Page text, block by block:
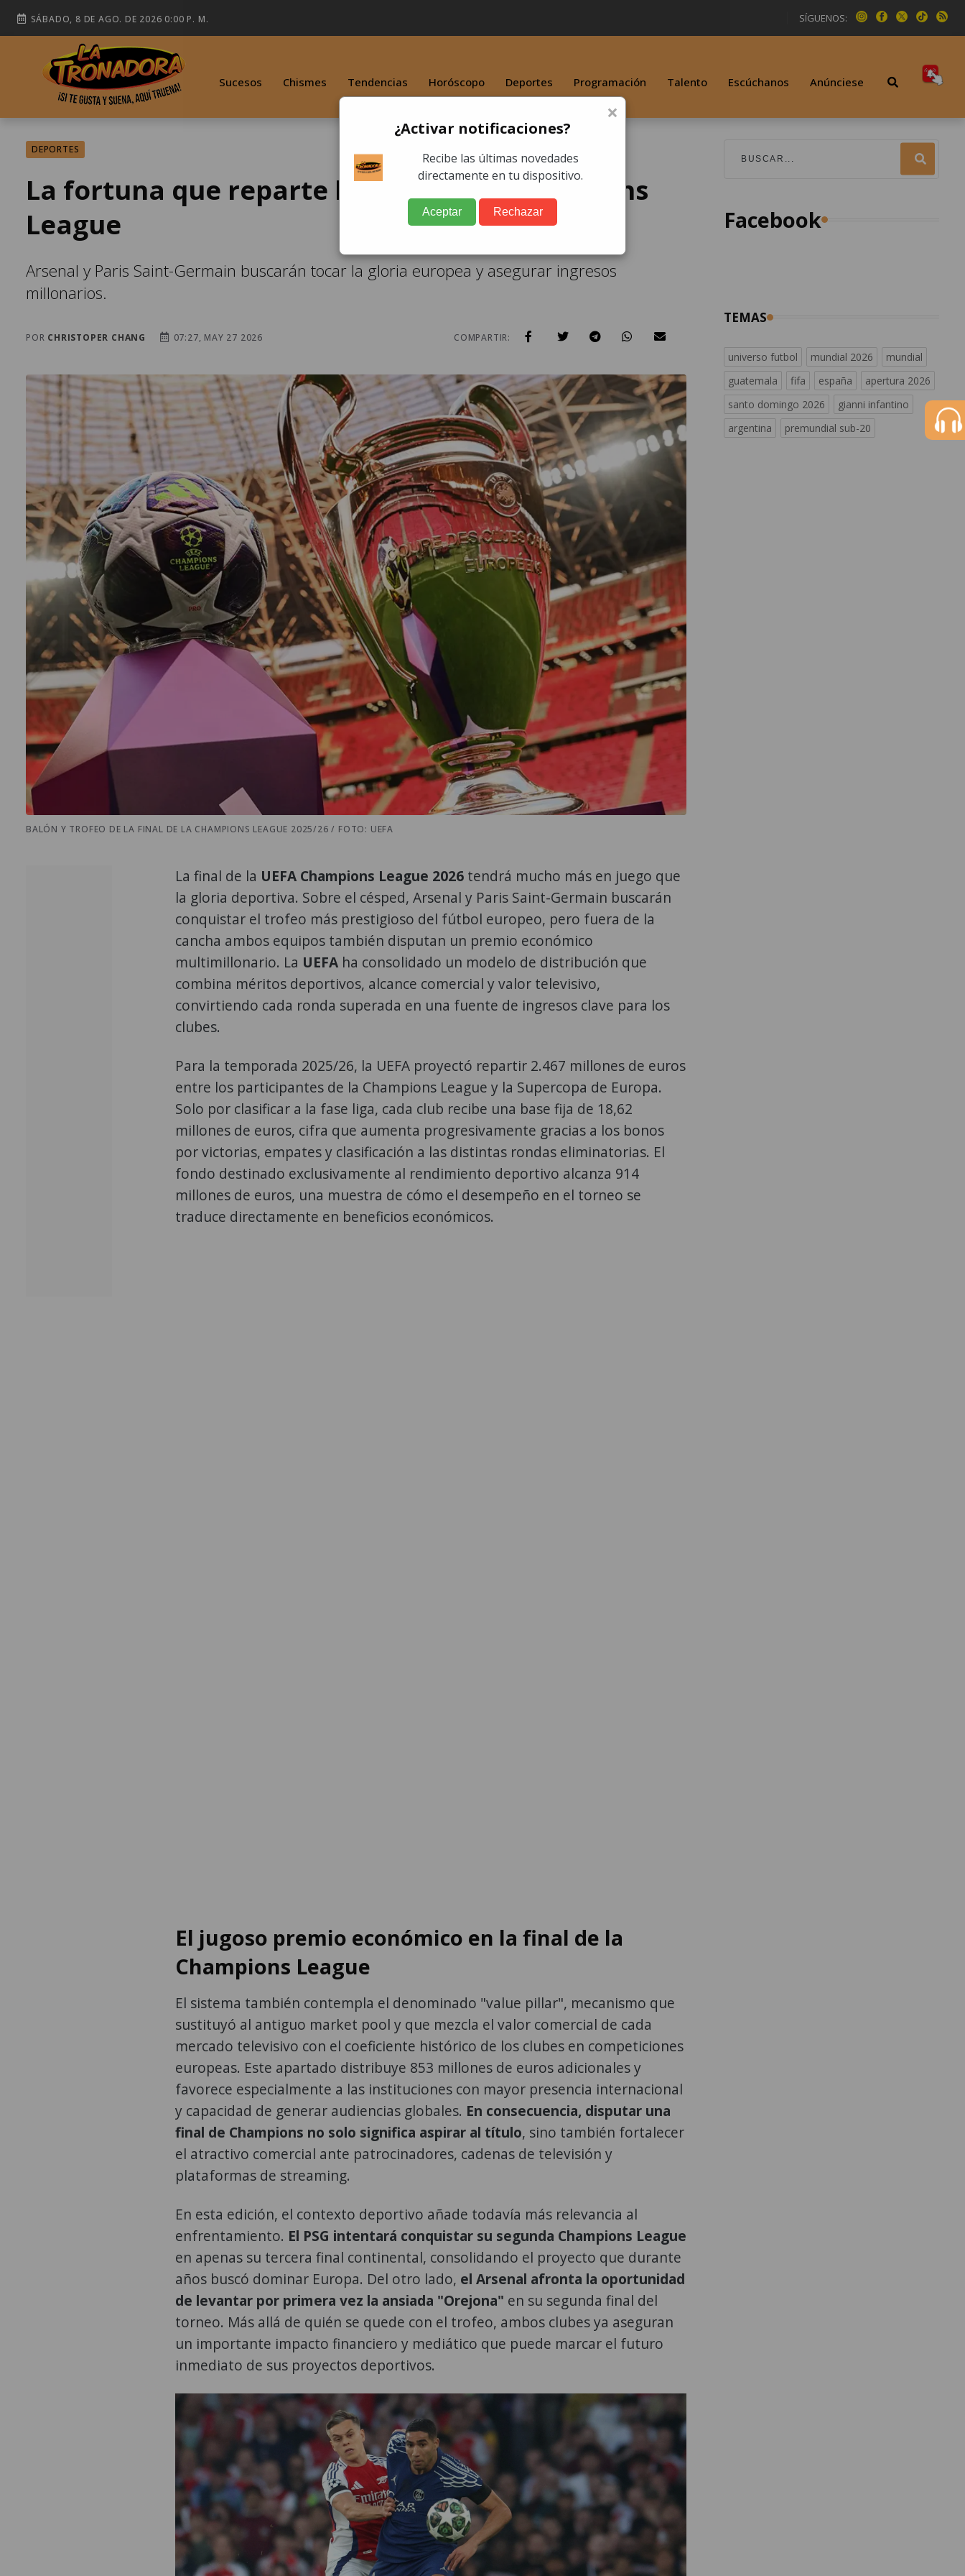
SÁBADO, 8 DE AGO. DE 2026 0:00 P. M. SÍGUENOS:
Sucesos Chismes Tendencias Horóscopo Deportes Programación Talento Escúchanos Anúnciese
DEPORTES
La fortuna que reparte la final de la Champions
League
Arsenal y Paris Saint-Germain buscarán tocar la gloria europea y asegurar ingresos
millonarios.
POR CHRISTOPER CHANG 07:27, MAY 27 2026 COMPARTIR:
BALÓN Y TROFEO DE LA FINAL DE LA CHAMPIONS LEAGUE 2025/26 / FOTO: UEFA
La final de la UEFA Champions League 2026 tendrá mucho más en juego que
la gloria deportiva. Sobre el césped, Arsenal y Paris Saint-Germain buscarán
conquistar el trofeo más prestigioso del fútbol europeo, pero fuera de la
cancha ambos equipos también disputan un premio económico
multimillonario. La UEFA ha consolidado un modelo de distribución que
combina méritos deportivos, alcance comercial y valor televisivo,
convirtiendo cada ronda superada en una fuente de ingresos clave para los
clubes.
Para la temporada 2025/26, la UEFA proyectó repartir 2.467 millones de euros
entre los participantes de la Champions League y la Supercopa de Europa.
Solo por clasificar a la fase liga, cada club recibe una base fija de 18,62
millones de euros, cifra que aumenta progresivamente gracias a los bonos
por victorias, empates y clasificación a las distintas rondas eliminatorias. El
fondo destinado exclusivamente al rendimiento deportivo alcanza 914
millones de euros, una muestra de cómo el desempeño en el torneo se
traduce directamente en beneficios económicos.
El jugoso premio económico en la final de la
Champions League
El sistema también contempla el denominado "value pillar", mecanismo que
sustituyó al antiguo market pool y que mezcla el valor comercial de cada
mercado televisivo con el coeficiente histórico de los clubes en competiciones
europeas. Este apartado distribuye 853 millones de euros adicionales y
favorece especialmente a las instituciones con mayor presencia internacional
y capacidad de generar audiencias globales. En consecuencia, disputar una
final de Champions no solo significa aspirar al título, sino también fortalecer
el atractivo comercial ante patrocinadores, cadenas de televisión y
plataformas de streaming.
En esta edición, el contexto deportivo añade todavía más relevancia al
enfrentamiento. El PSG intentará conquistar su segunda Champions League
en apenas su tercera final continental, consolidando el proyecto que durante
años buscó dominar Europa. Del otro lado, el Arsenal afronta la oportunidad
de levantar por primera vez la ansiada "Orejona" en su segunda final del
torneo. Más allá de quién se quede con el trofeo, ambos clubes ya aseguran
un importante impacto financiero y mediático que puede marcar el futuro
inmediato de sus proyectos deportivos.
Facebook
TEMAS
universo futbol mundial 2026
mundial
guatemala
fifa españa
apertura 2026
santo domingo 2026
gianni infantino
argentina
premundial sub-20
×
¿Activar notificaciones?
Recibe las últimas novedades
directamente en tu dispositivo.
Aceptar Rechazar